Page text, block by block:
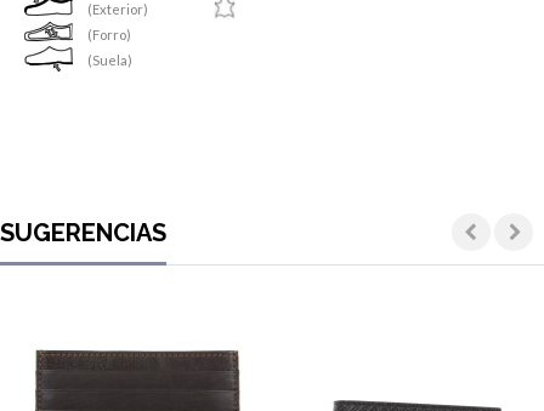
(Exterior)
(Forro)
(Suela)
SUGERENCIAS